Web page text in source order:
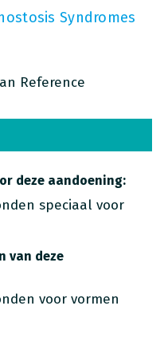
Syndromes
Reference
deze aandoening:
speciaal voor
van deze
voor vormen